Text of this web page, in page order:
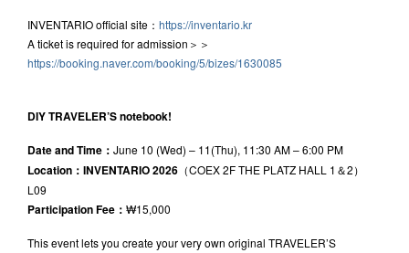
INVENTARIO official site： https://inventario.kr
A ticket is required for admission＞＞
https://booking.naver.com/booking/5/bizes/1630085
DIY TRAVELER’S notebook!
Date and Time： June 10 (Wed) – 11(Thu), 11:30 AM – 6:00 PM
Location：INVENTARIO 2026 （COEX 2F THE PLATZ HALL 1＆2）
L09
Participation Fee： ₩15,000
This event lets you create your very own original TRAVELER’S